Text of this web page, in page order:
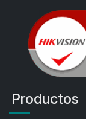
Productos